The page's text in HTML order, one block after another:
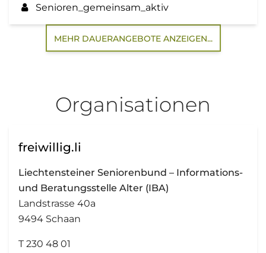
Senioren_gemeinsam_aktiv
MEHR DAUERANGEBOTE ANZEIGEN...
Organisationen
freiwillig.li
Liechtensteiner Seniorenbund – Informations-
und Beratungsstelle Alter (IBA)
Landstrasse 40a
9494 Schaan
T 230 48 01